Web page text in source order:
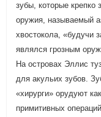
зубы, которые
оружия, называемый
хвостокола, «будучи
являлся грозным
На островах Эллис
для акульих зубов.
«хирурги» орудуют
примитивных